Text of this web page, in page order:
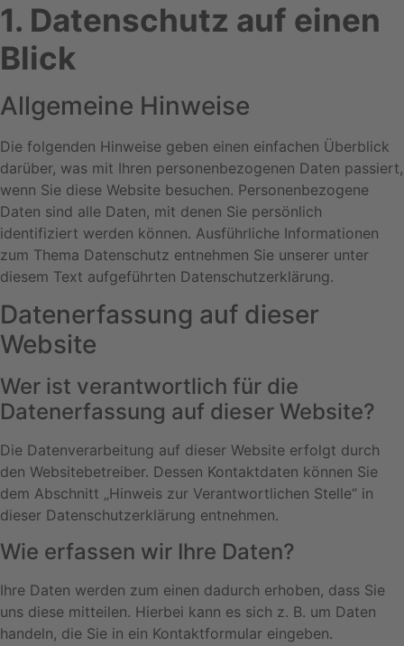
1. Datenschutz auf einen
Blick
Allgemeine Hinweise
Die folgenden Hinweise geben einen einfachen Überblick
darüber, was mit Ihren personenbezogenen Daten passiert,
wenn Sie diese Website besuchen. Personenbezogene
Daten sind alle Daten, mit denen Sie persönlich
identifiziert werden können. Ausführliche Informationen
zum Thema Datenschutz entnehmen Sie unserer unter
diesem Text aufgeführten Datenschutzerklärung.
Datenerfassung auf dieser
Website
Wer ist verantwortlich für die
Datenerfassung auf dieser Website?
Die Datenverarbeitung auf dieser Website erfolgt durch
den Websitebetreiber. Dessen Kontaktdaten können Sie
dem Abschnitt „Hinweis zur Verantwortlichen Stelle“ in
dieser Datenschutzerklärung entnehmen.
Wie erfassen wir Ihre Daten?
Ihre Daten werden zum einen dadurch erhoben, dass Sie
uns diese mitteilen. Hierbei kann es sich z. B. um Daten
handeln, die Sie in ein Kontaktformular eingeben.